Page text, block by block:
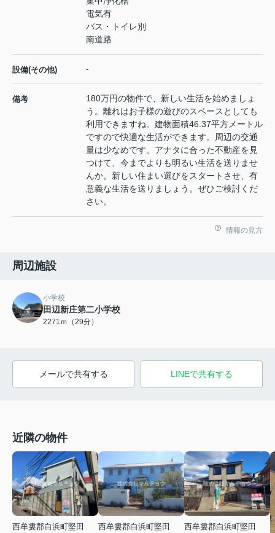
電気有
バス・トイレ別
南道路
設備(その他) -
備考
180万円の物件で、新しい生活を始めましょ
う。離れはお子様の遊びのスペースとしても
利用できますね。建物面積46.37平方メートル
ですので快適な生活ができます。周辺の交通
量は少なめです。アナタに合った不動産を見
つけて、今までよりも明るい生活を送りませ
んか。新しい住まい選びをスタートさせ、有
意義な生活を送りましょう。ぜひご検討くだ
さい。
情報の見方
周辺施設
小学校
田辺新庄第二小学校
2271ｍ（29分）
メールで共有する LINEで共有する
近隣の物件
西牟婁郡白浜町堅田
西牟婁郡白浜町堅田
西牟婁郡白浜町堅田